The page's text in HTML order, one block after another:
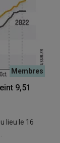
9,51
lieu le 16